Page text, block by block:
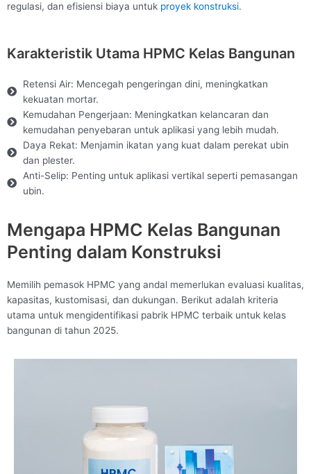
regulasi, dan efisiensi biaya untuk proyek konstruksi.
Karakteristik Utama HPMC Kelas Bangunan
Retensi Air: Mencegah pengeringan dini, meningkatkan
kekuatan mortar.
Kemudahan Pengerjaan: Meningkatkan kelancaran dan
kemudahan penyebaran untuk aplikasi yang lebih mudah.
Daya Rekat: Menjamin ikatan yang kuat dalam perekat ubin
dan plester.
Anti-Selip: Penting untuk aplikasi vertikal seperti pemasangan
ubin.
Mengapa HPMC Kelas Bangunan
Penting dalam Konstruksi
Memilih pemasok HPMC yang andal memerlukan evaluasi kualitas,
kapasitas, kustomisasi, dan dukungan. Berikut adalah kriteria
utama untuk mengidentifikasi pabrik HPMC terbaik untuk kelas
bangunan di tahun 2025.